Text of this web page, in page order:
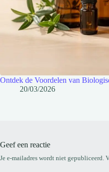
Ontdek de Voordelen van
20/03/2026
Geef een reactie
Je e-mailadres wordt niet gepubliceerd.